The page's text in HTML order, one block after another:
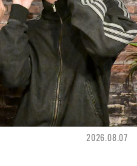
2026.08.07